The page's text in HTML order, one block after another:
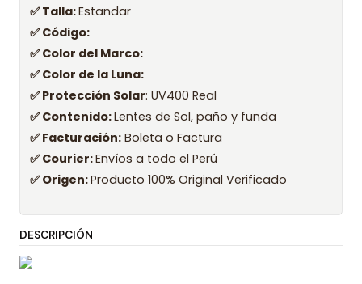
✅ Talla:Estandar
✅ Código:
✅ Color del Marco:
✅ Color de la Luna:
✅ Protección Solar: UV400 Real
✅ Contenido:Lentes de Sol, paño y funda
✅ Facturación: Boleta o Factura
✅ Courier:Envíos a todo el Perú
✅ Origen:Producto 100% Original Verificado
DESCRIPCIÓN